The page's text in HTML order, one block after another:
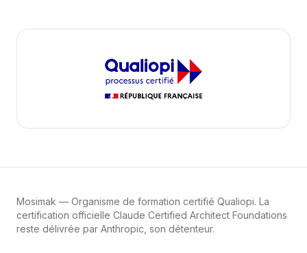
Mosimak — Organisme de formation certifié Qualiopi. La
certification officielle Claude Certified Architect Foundations
reste délivrée par Anthropic, son détenteur.